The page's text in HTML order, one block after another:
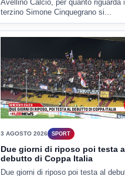
3 AGOSTO 2026 SPORT
Due giorni di riposo poi testa
debutto di Coppa Italia
Due giorni di riposo poi testa al
Coppa...